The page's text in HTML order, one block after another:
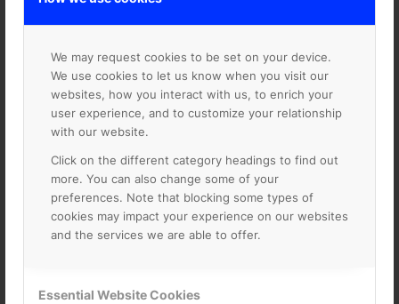
We may request cookies to be set on your device.
We use cookies to let us know when you visit our
websites, how you interact with us, to enrich your
user experience, and to customize your relationship
with our website.
Click on the different category headings to find out
more. You can also change some of your
preferences. Note that blocking some types of
cookies may impact your experience on our websites
and the services we are able to offer.
Essential Website Cookies
Google AppSheet
Skapa avancerade applikationer utan
Google AppSheet är en plattform som gör det möjligt
att skapa anpassade mobil- och webbapplikationer
utan att behöva skriva någon kod. AppSheet
integrerar sömlöst med olika Google Workspace-
Google Sheets för att skapa dynamiska appar som kan